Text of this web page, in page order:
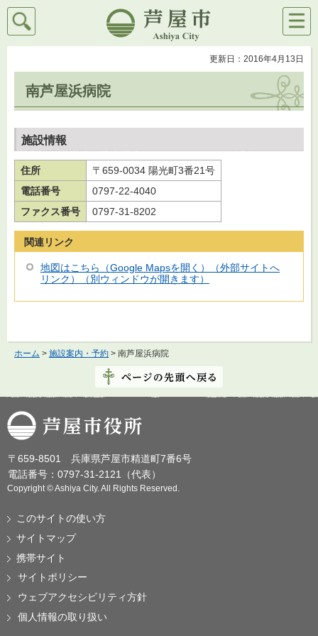
芦屋市
検索
メニ
ュー
更新日：2016年4月13日
南芦屋浜病院
施設情報
住所
〒659-0034 陽光町3番21号
電話番号
0797-22-4040
ファクス番号
0797-31-8202
関連リンク
地図はこちら（Google Mapsを開く）（外部サイトへ
リンク）（別ウィンドウが開きます）
ホーム > 施設案内・予約 > 南芦屋浜病院
芦屋市役所
〒659-8501 兵庫県芦屋市精道町7番6号
電話番号：0797-31-2121（代表）
Copyright © Ashiya City. All Rights Reserved.
このサイトの使い方
サイトマップ
携帯サイト
サイトポリシー
ウェブアクセシビリティ方針
個人情報の取り扱い